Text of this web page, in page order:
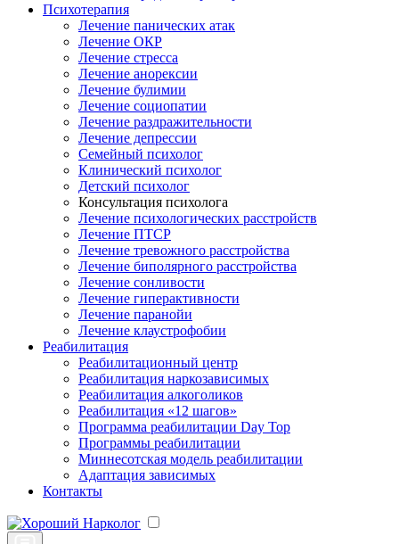
Психотерапия
Лечение панических атак
Лечение ОКР
Лечение стресса
Лечение анорексии
Лечение булимии
Лечение социопатии
Лечение раздражительности
Лечение депрессии
Семейный психолог
Клинический психолог
Детский психолог
Консультация психолога
Лечение психологических расстройств
Лечение ПТСР
Лечение тревожного расстройства
Лечение биполярного расстройства
Лечение сонливости
Лечение гиперактивности
Лечение паранойи
Лечение клаустрофобии
Реабилитация
Реабилитационный центр
Реабилитация наркозависимых
Реабилитация алкоголиков
Реабилитация «12 шагов»
Программа реабилитации Day Top
Программы реабилитации
Миннесотская модель реабилитации
Адаптация зависимых
Контакты